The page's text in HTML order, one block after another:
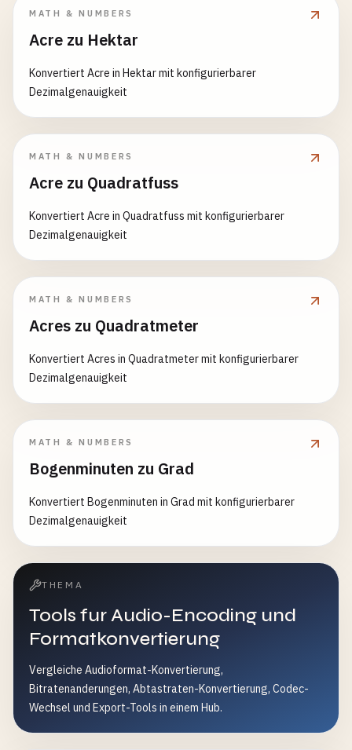
MATH & NUMBERS
Acre zu Hektar
Konvertiert Acre in Hektar mit konfigurierbarer
Dezimalgenauigkeit
MATH & NUMBERS
Acre zu Quadratfuss
Konvertiert Acre in Quadratfuss mit konfigurierbarer
Dezimalgenauigkeit
MATH & NUMBERS
Acres zu Quadratmeter
Konvertiert Acres in Quadratmeter mit konfigurierbarer
Dezimalgenauigkeit
MATH & NUMBERS
Bogenminuten zu Grad
Konvertiert Bogenminuten in Grad mit konfigurierbarer
Dezimalgenauigkeit
THEMA
Tools fur Audio-Encoding und
Formatkonvertierung
Vergleiche Audioformat-Konvertierung,
Bitratenanderungen, Abtastraten-Konvertierung, Codec-
Wechsel und Export-Tools in einem Hub.